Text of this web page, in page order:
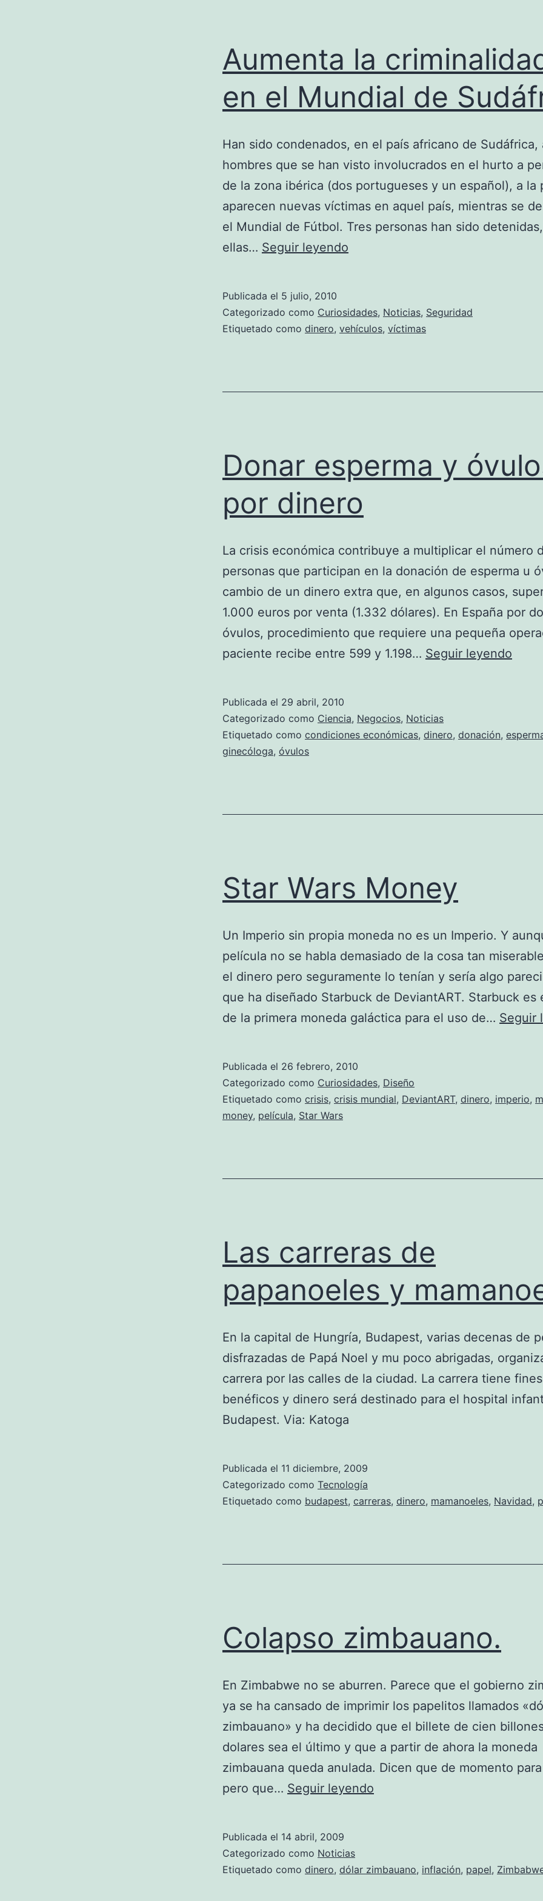
Aumenta la
en el Mundial de
Han sido condenados, en el país africano de Sudáfrica,
hombres que se han visto involucrados en el hurto a
de la zona ibérica (dos portugueses y un español), a la
aparecen nuevas víctimas en aquel país, mientras se
el Mundial de Fútbol. Tres personas han sido
ellas… Seguir leyendo
en
el
Sudáfrica
Publicada el 5 julio, 2010
Categorizado como Curiosidades, Noticias, Seguridad
Etiquetado como dinero, vehículos, víctimas
Donar esperma y
por dinero
La crisis económica contribuye a multiplicar el número
personas que participan en la donación de esperma u
cambio de un dinero extra que, en algunos casos,
1.000 euros por venta (1.332 dólares). En España por
óvulos, procedimiento que requiere una pequeña
paciente recibe entre 599 y 1.198… Seguir leyendo
por
Publicada el 29 abril, 2010
Categorizado como Ciencia, Negocios, Noticias
Etiquetado como condiciones económicas, dinero, donación,
ginecóloga, óvulos
Star Wars Money
Un Imperio sin propia moneda no es un Imperio. Y
película no se habla demasiado de la cosa tan
el dinero pero seguramente lo tenían y sería algo
que ha diseñado Starbuck de DeviantART. Starbuck es
de la primera moneda galáctica para el uso de… Seguir
Publicada el 26 febrero, 2010
Categorizado como Curiosidades, Diseño
Etiquetado como crisis, crisis mundial, DeviantART, dinero, imperio,
money, película, Star Wars
Las carreras de
papanoeles y
En la capital de Hungría, Budapest, varias decenas de
disfrazadas de Papá Noel y mu poco abrigadas,
carrera por las calles de la ciudad. La carrera tiene fines
benéficos y dinero será destinado para el hospital
Budapest. Via: Katoga
Publicada el 11 diciembre, 2009
Categorizado como Tecnología
Etiquetado como budapest, carreras, dinero, mamanoeles, Navidad,
Colapso zimbauano.
En Zimbabwe no se aburren. Parece que el gobierno
ya se ha cansado de imprimir los papelitos llamados
zimbauano» y ha decidido que el billete de cien
dolares sea el último y que a partir de ahora la moneda
zimbauana queda anulada. Dicen que de momento
pero que… Seguir leyendo
Publicada el 14 abril, 2009
Categorizado como Noticias
Etiquetado como dinero, dólar zimbauano, inflación, papel,